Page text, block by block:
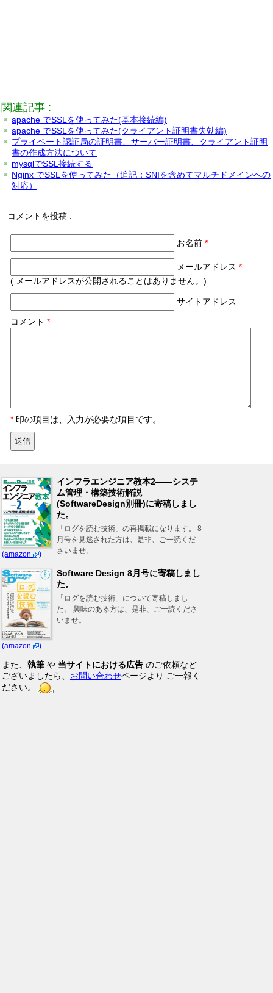
関連記事 :
apache でSSLを使ってみた(基本接続編)
apache でSSLを使ってみた(クライアント証明書失効編)
プライベート認証局の証明書、サーバー証明書、クライアント証明
書の作成方法について
mysqlでSSL接続する
Nginx でSSLを使ってみた（追記：SNIを含めてマルチドメインへの
対応）
コメントを投稿 :
お名前*
メールアドレス*
( メールアドレスが公開されることはありません。)
サイトアドレス
コメント *
* 印の項目は、入力が必要な項目です。
(amazon )
インフラエンジニア教本2――システ
ム管理・構築技術解説
(SoftwareDesign別冊)に寄稿しまし
た。
「ログを読む技術」の再掲載になります。 8
月号を見逃された方は、是非、ご一読くだ
さいませ。
(amazon )
Software Design 8月号に寄稿しまし
た。
「ログを読む技術」について寄稿しまし
た。 興味のある方は、是非、ご一読くださ
いませ。
また、 執筆 や 当サイトにおける広告 のご依頼など
ございましたら、 お問い合わせページより ご一報く
ださい。